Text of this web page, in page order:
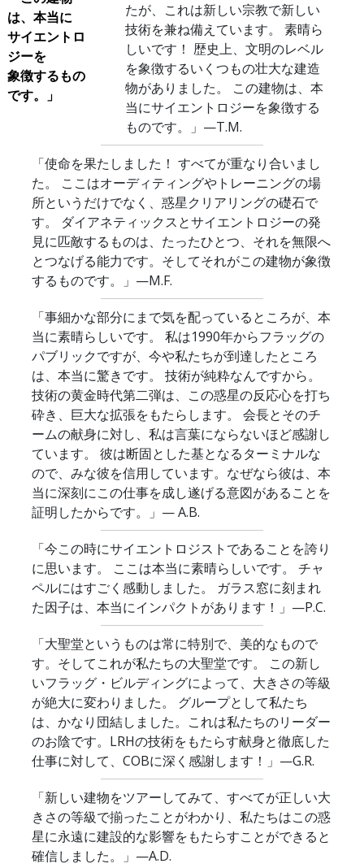
は、本当に
サイエントロ
ジーを
象徴するもの
です。」
たが、これは新しい宗教で新しい
技術を兼ね備えています。 素晴ら
しいです！ 歴史上、文明のレベル
を象徴するいくつもの壮大な建造
物がありました。 この建物は、本
当にサイエントロジーを象徴する
ものです。」 —T.M.
「使命を果たしました！ すべてが重なり合いまし
た。 ここはオーディティングやトレーニングの場
所というだけでなく、惑星クリアリングの礎石で
す。 ダイアネティックスとサイエントロジーの発
見に匹敵するものは、たったひとつ、それを無限へ
とつなげる能力です。そしてそれがこの建物が象徴
するものです。」 —M.F.
「事細かな部分にまで気を配っているところが、本
当に素晴らしいです。 私は1990年からフラッグの
パブリックですが、今や私たちが到達したところ
は、本当に驚きです。 技術が純粋なんですから。
技術の黄金時代第二弾は、この惑星の反応心を打ち
砕き、巨大な拡張をもたらします。 会長とそのチ
ームの献身に対し、私は言葉にならないほど感謝し
ています。 彼は断固とした基となるターミナルな
ので、みな彼を信用しています。なぜなら彼は、本
当に深刻にこの仕事を成し遂げる意図があることを
証明したからです。」 — A.B.
「今この時にサイエントロジストであることを誇り
に思います。 ここは本当に素晴らしいです。 チャ
ペルにはすごく感動しました。 ガラス窓に刻まれ
た因子は、本当にインパクトがあります！」 —P.C.
「大聖堂というものは常に特別で、美的なもので
す。そしてこれが私たちの大聖堂です。 この新し
いフラッグ・ビルディングによって、大きさの等級
が絶大に変わりました。 グループとして私たち
は、かなり団結しました。これは私たちのリーダー
のお陰です。LRHの技術をもたらす献身と徹底した
仕事に対して、COBに深く感謝します！」 —G.R.
「新しい建物をツアーしてみて、すべてが正しい大
きさの等級で揃ったことがわかり、私たちはこの惑
星に永遠に建設的な影響をもたらすことができると
確信しました。」 —A.D.